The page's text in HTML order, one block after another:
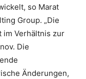
so Marat
Group. „Die
im Verhältnis zur
Die
Änderungen,